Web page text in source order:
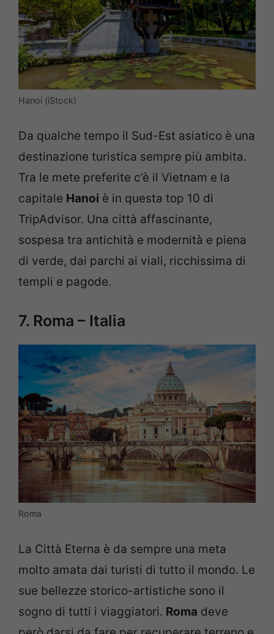
Hanoi (iStock)
Da qualche tempo il Sud-Est asiatico è una
destinazione turistica sempre più ambita.
Tra le mete preferite c’è il Vietnam e la
capitale Hanoi è in questa top 10 di
TripAdvisor. Una città affascinante,
sospesa tra antichità e modernità e piena
di verde, dai parchi ai viali, ricchissima di
templi e pagode.
7. Roma – Italia
Roma
La Città Eterna è da sempre una meta
molto amata dai turisti di tutto il mondo. Le
sue bellezze storico-artistiche sono il
sogno di tutti i viaggiatori. Roma deve